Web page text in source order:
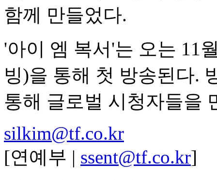
함께 만들었다.
'아이 엠 복서'는 오는 11
빙)을 통해 첫 방송된다.
통해 글로벌 시청자들을
silkim@tf.co.kr
[연예부 | ssent@tf.co.kr]